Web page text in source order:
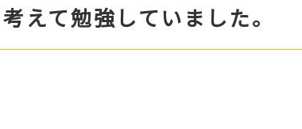
えて勉強していました。